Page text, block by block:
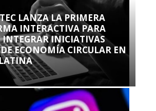
LANZA LA PRIMERA
INTERACTIVA PARA
INTEGRAR INICIATIVAS
ECONOMÍA CIRCULAR EN